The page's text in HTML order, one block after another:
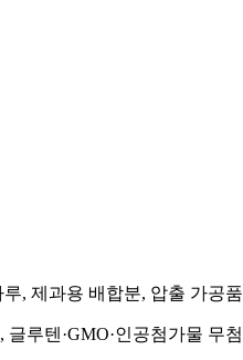
, 제과용 배합분, 압출 가공
루텐·GMO·인공첨가물 무